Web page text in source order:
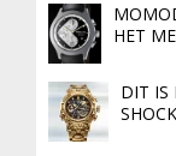
HET
DIT IS